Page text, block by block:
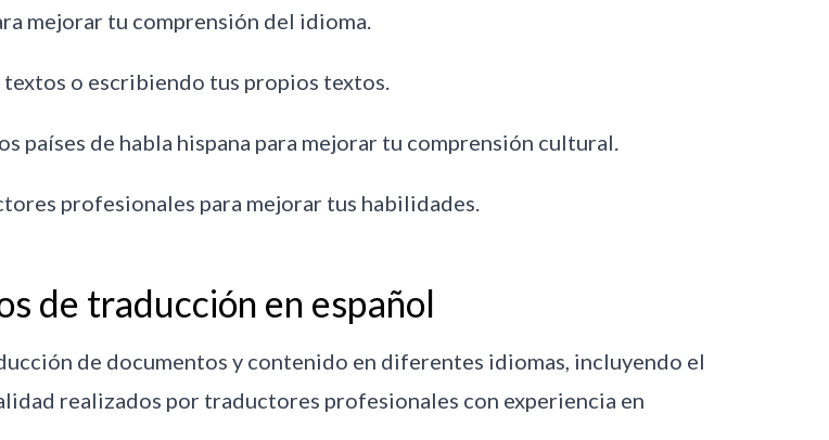
mejorar tu comprensión del idioma.
o escribiendo tus propios textos.
países de habla hispana para mejorar tu comprensión cultural.
profesionales para mejorar tus habilidades.
de traducción en español
de documentos y contenido en diferentes idiomas, incluyendo el
realizados por traductores profesionales con experiencia en